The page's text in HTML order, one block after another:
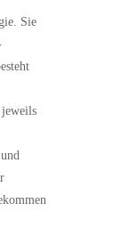
Sie